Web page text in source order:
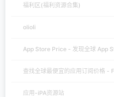
福利区(福利资源合集)
olioli
App Store Price - 发现全球 App
查找全球最便宜的应用订阅价格 -
应用-iPA资源站